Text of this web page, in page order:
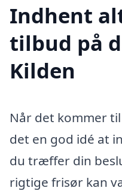
Indhent
tilbud på
Kilden
Når det kommer
det en god idé at
du træffer din
rigtige frisør kan